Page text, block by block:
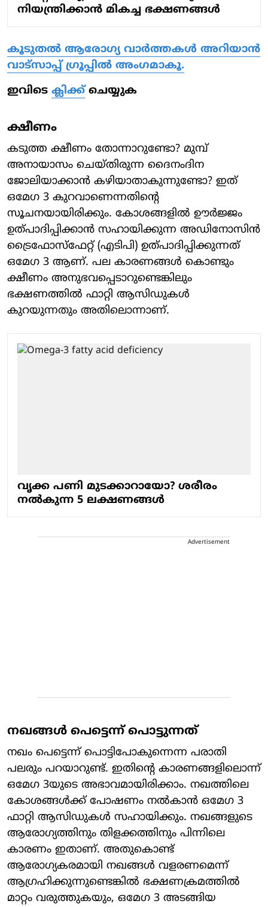
നിയന്ത്രിക്കാൻ മികച്ച ഭക്ഷണങ്ങൾ
കൂടുതൽ ആരോ​ഗ്യ വാർത്തകൾ അറിയാൻ
വാട്സാപ്പ് ഗ്രൂപ്പിൽ അംഗമാകൂ.
ഇവിടെ ക്ലിക്ക്ചെയ്യുക
ക്ഷീണം
കടുത്ത ക്ഷീണം തോന്നാറുണ്ടോ? മുമ്പ്
അനായാസം ചെയ്തിരുന്ന ദൈനംദിന
ജോലിയാക്കാന്‍ കഴിയാതാകുന്നുണ്ടോ? ഇത്
ഒമേഗ 3 കുറവാണെന്നതിന്റെ
സൂചനയായിരിക്കും. കോശങ്ങളില്‍ ഊര്‍ജ്ജം
ഉത്പാദിപ്പിക്കാന്‍ സഹായിക്കുന്ന അഡിനോസിന്‍
ട്രൈഫോസ്‌ഫേറ്റ് (എടിപി) ഉത്പാദിപ്പിക്കുന്നത്
ഒമേഗ 3 ആണ്. പല കാരണങ്ങള്‍ കൊണ്ടും
ക്ഷീണം അനുഭവപ്പെടാറുണ്ടെങ്കിലും
ഭക്ഷണത്തില്‍ ഫാറ്റി ആസിഡുകള്‍
കുറയുന്നതും അതിലൊന്നാണ്.
വൃക്ക പണി മുടക്കാറായോ? ശരീരം
നൽകുന്ന 5 ലക്ഷണങ്ങൾ
Advertisement
നഖങ്ങള്‍ പെട്ടെന്ന് പൊട്ടുന്നത്
നഖം പെട്ടെന്ന് പൊട്ടിപോകുന്നെന്ന പരാതി
പലരും പറയാറുണ്ട്. ഇതിന്റെ കാരണങ്ങളിലൊന്ന്
ഒമേഗ 3യുടെ അഭാവമായിരിക്കാം. നഖത്തിലെ
കോശങ്ങള്‍ക്ക് പോഷണം നല്‍കാന്‍ ഒമേഗ 3
ഫാറ്റി ആസിഡുകള്‍ സഹായിക്കും. നഖങ്ങളുടെ
ആരോഗ്യത്തിനും തിളക്കത്തിനും പിന്നിലെ
കാരണം ഇതാണ്. അതുകൊണ്ട്
ആരോഗ്യകരമായി നഖങ്ങള്‍ വളരണമെന്ന്
ആഗ്രഹിക്കുന്നുണ്ടെങ്കില്‍ ഭക്ഷണക്രമത്തില്‍
മാറ്റം വരുത്തുകയും, ഒമേഗ 3 അടങ്ങിയ